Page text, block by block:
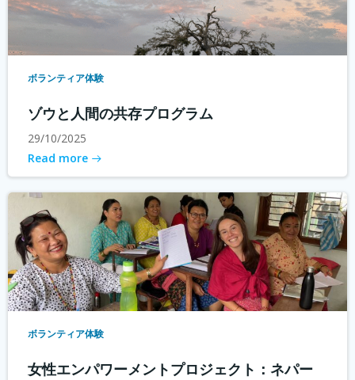
ボランティア体験
ゾウと人間の共存プログラム
29/10/2025
Read more
ボランティア体験
女性エンパワーメントプロジェクト：ネパー